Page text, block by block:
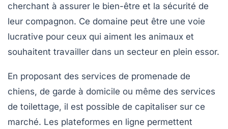
cherchant à assurer le bien-être et la sécurité de
leur compagnon. Ce domaine peut être une voie
lucrative pour ceux qui aiment les animaux et
souhaitent travailler dans un secteur en plein essor.
En proposant des services de promenade de
chiens, de garde à domicile ou même des services
de toilettage, il est possible de capitaliser sur ce
marché. Les plateformes en ligne permettent